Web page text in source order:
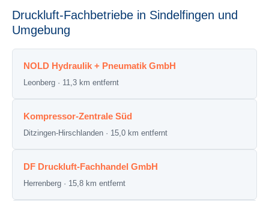
Druckluft-Fachbetriebe in Sindelfingen und
Umgebung
NOLD Hydraulik + Pneumatik GmbH
Leonberg · 11,3 km entfernt
Kompressor-Zentrale Süd
Ditzingen-Hirschlanden · 15,0 km entfernt
DF Druckluft-Fachhandel GmbH
Herrenberg · 15,8 km entfernt